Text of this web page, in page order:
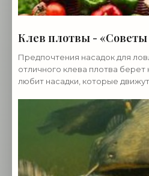
Клев плотвы -
Предпочтения насадок для
отличного клева плотва
любит насадки, которые